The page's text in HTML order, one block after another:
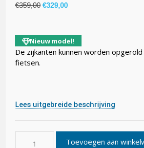
€359,00 €329,00
Nieuw model!
De zijkanten kunnen worden
fietsen.
Lees uitgebreide beschrijving
Toevoegen aan